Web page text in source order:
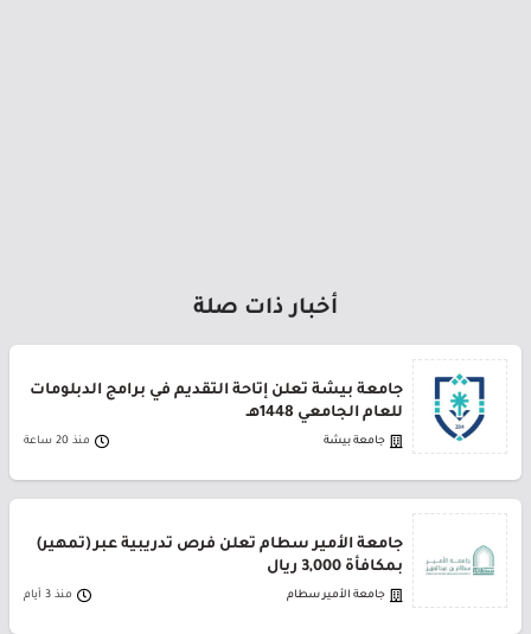
أخبار ذات صلة
جامعة بيشة تعلن إتاحة التقديم في برامج الدبلومات
للعام الجامعي 1448هـ
جامعة بيشة منذ 20 ساعة
جامعة الأمير سطام تعلن فرص تدريبية عبر (تمهير)
بمكافأة 3,000 ريال
جامعة الأمير سطام منذ 3 أيام